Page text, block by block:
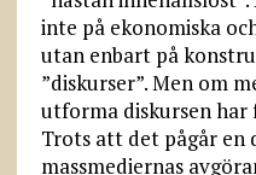
inte på ekonomiska
utan enbart på
”diskurser”. Men om
utforma diskursen
Trots att det pågår en
massmediernas